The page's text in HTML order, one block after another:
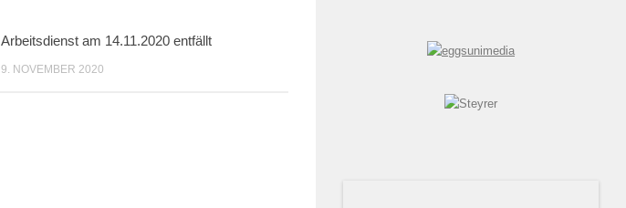
Arbeitsdienst am 14.11.2020 entfällt
9. NOVEMBER 2020